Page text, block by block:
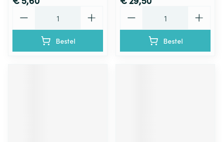
Bestel Bestel